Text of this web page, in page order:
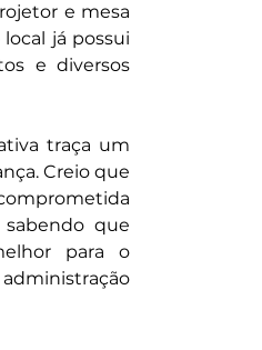
e mesa
já possui
e diversos
traça um
Creio que
que
para o